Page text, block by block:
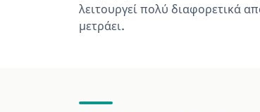
λειτουργεί πολύ διαφορετικά
μετράει.